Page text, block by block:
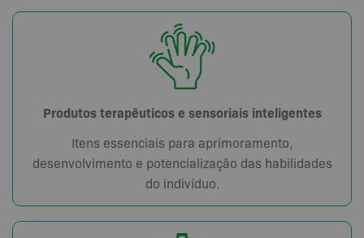
Produtos terapêuticos e sensoriais inteligentes
Itens essenciais para aprimoramento,
desenvolvimento e potencialização das habilidades
do indivíduo.